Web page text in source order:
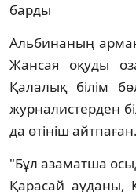
барды
Альбинаның
Жансая оқуды
Қалалық білім
журналистерден
да өтініш айтпаған.
"Бұл азаматша
Қарасай ауданы,